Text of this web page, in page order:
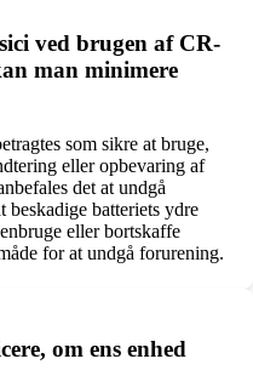
ved brugen af CR-
man minimere
som sikre at bruge,
eller opbevaring af
det at undgå
batteriets ydre
eller bortskaffe
for at undgå forurening.
om ens enhed